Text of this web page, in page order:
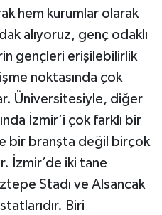
hem kurumlar olarak
alıyoruz, genç odaklı
gençleri erişilebilirlik
noktasında çok
Üniversitesiyle, diğer
İzmir’i çok farklı bir
bir branşta değil birçok
İzmir’de iki tane
Stadı ve Alsancak
Biri